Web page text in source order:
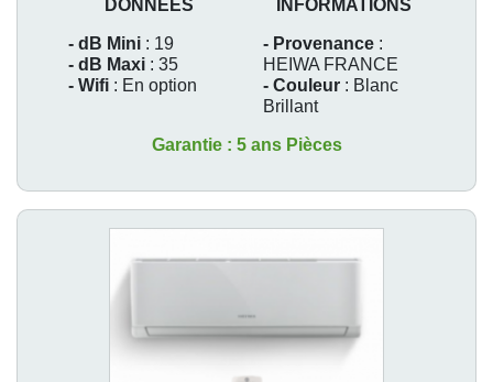
DONNEES
- dB Mini : 19
- dB Maxi : 35
- Wifi : En option
INFORMATIONS
- Provenance :
HEIWA FRANCE
- Couleur : Blanc
Brillant
Garantie : 5 ans Pièces